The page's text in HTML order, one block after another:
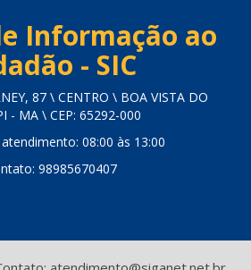
Informação ao
- SIC
87 \ CENTRO \ BOA VISTA DO
- MA \ CEP: 65292-000
08:00 às 13:00
98985670407